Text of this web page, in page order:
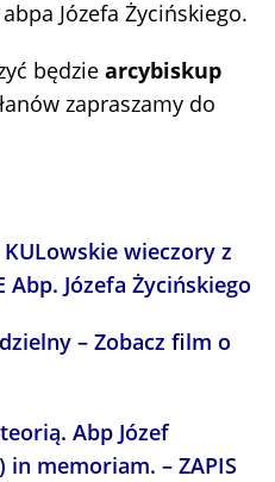
Józefa Życińskiego.
będzie arcybiskup
zapraszamy do
KULowskie wieczory z
Abp. Józefa Życińskiego
– Zobacz film o
Abp Józef
in memoriam. – ZAPIS